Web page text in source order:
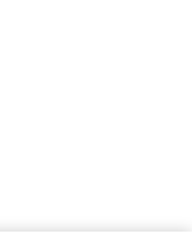
映画・音楽・演劇